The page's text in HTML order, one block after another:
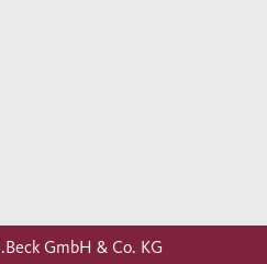
GmbH & Co. KG